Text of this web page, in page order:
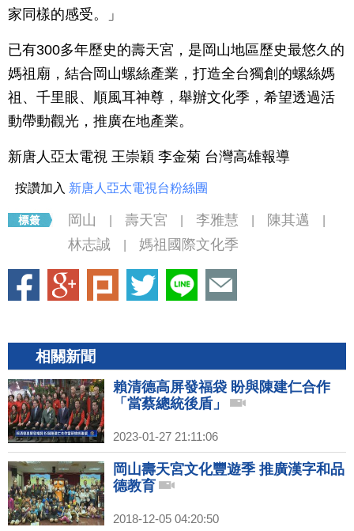
家同樣的感受。」
已有300多年歷史的壽天宮，是岡山地區歷史最悠久的
媽祖廟，結合岡山螺絲產業，打造全台獨創的螺絲媽
祖、千里眼、順風耳神尊，舉辦文化季，希望透過活
動帶動觀光，推廣在地產業。
新唐人亞太電視 王崇穎 李金菊 台灣高雄報導
按讚加入 新唐人亞太電視台粉絲團
岡山 壽天宮 李雅慧 陳其邁
林志誠 媽祖國際文化季
相關新聞
賴清德高屏發福袋 盼與陳建仁合作
「當蔡總統後盾」
2023-01-27 21:11:06
岡山壽天宮文化豐遊季 推廣漢字和品
德教育
2018-12-05 04:20:50